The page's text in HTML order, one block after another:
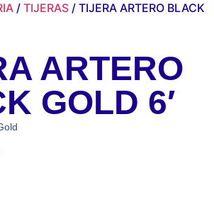
/ TIJERAS / TIJERA ARTERO BLACK
ARTERO
GOLD 6′